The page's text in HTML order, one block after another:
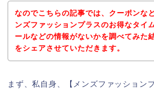
なのでこちらの記事では、クーポンな
ンズファッションプラスのお得なタイ
ールなどの情報がないかを調べてみた
をシェアさせていただきます。
まず、私自身、【メンズファッション